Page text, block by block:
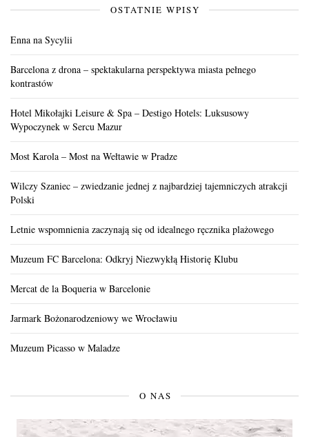
OSTATNIE WPISY
Enna na Sycylii
Barcelona z drona – spektakularna perspektywa miasta pełnego
kontrastów
Hotel Mikołajki Leisure & Spa – Destigo Hotels: Luksusowy
Wypoczynek w Sercu Mazur
Most Karola – Most na Wełtawie w Pradze
Wilczy Szaniec – zwiedzanie jednej z najbardziej tajemniczych atrakcji
Polski
Letnie wspomnienia zaczynają się od idealnego ręcznika plażowego
Muzeum FC Barcelona: Odkryj Niezwykłą Historię Klubu
Mercat de la Boqueria w Barcelonie
Jarmark Bożonarodzeniowy we Wrocławiu
Muzeum Picasso w Maladze
O NAS